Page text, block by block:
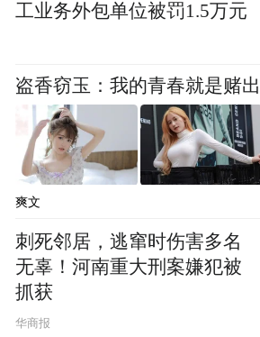
传感与医疗超声成像等领域。
及采集盖返回后，科学家将
米材料火焰合成产物、碳
粒生成特性的分析研究。
研究结果有望为地外纳米材
型能源系统开发、空间防火
能纳米碳材料制备提供技术
“特别声明：以上作品内容(包括在内
工业务外包单位被罚1.5万元
盗香窃玉：我的青春就是赌
爽文
刺死邻居，逃窜时伤害多名
无辜！河南重大刑案嫌犯被
抓获
华商报